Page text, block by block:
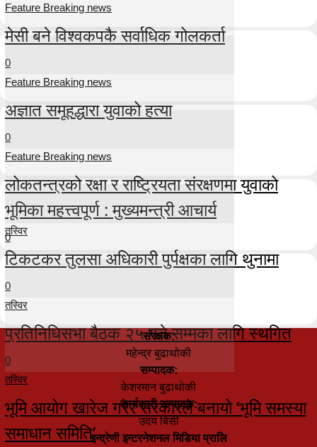
Feature Breaking news
मेसी बने विश्वकपकै सर्वाधिक गोलकर्ता
0
Feature Breaking news
अज्ञात समूहद्धारा युवाको हत्या
0
Feature Breaking news
लोकतन्त्रको रक्षा र राष्ट्रियता संरक्षणमा युवाको
भूमिका महत्त्वपूर्ण : मुख्यमन्त्री आचार्य
0
तस्विर
टिकटकर तुलसा अधिकारी पुर्पक्षका लागि थुनामा
0
तस्विर
प्रतिनिधिसभा बैठक २५ गते सम्मका लागि स्थगित
0
तस्विर
भूमि आयोग खारेज गरेर सरकारले बनायो ‘भूमि समस्या
समाधान समिति’
संरक्षक:
महेन्द्र बुढाथोकी
सम्पादक:
केशरमान बुढाथोकी
कार्यकारी सम्पादक:
उदय बिसी
इन्द्रेणी इन्टरनेशनल मिडिया प्रालि